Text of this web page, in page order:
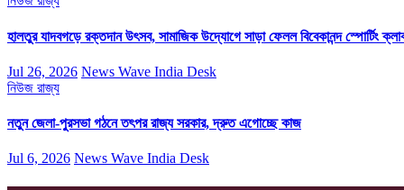
হালতুর যাদবগড়ে রক্তদান উৎসব, সামাজিক উদ্যোগে সাড়া ফেলল বিবেকানন্দ স্পোর্টিং
Jul 26, 2026 News Wave India Desk
নিউজ রাজ্য
নতুন জেলা-পুরসভা গঠনে তৎপর রাজ্য সরকার, দ্রুত এগোচ্ছে কাজ
Jul 6, 2026 News Wave India Desk